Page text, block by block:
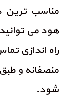
مناسب ترین
هود می
راه اندازی
منصفانه و
شود.